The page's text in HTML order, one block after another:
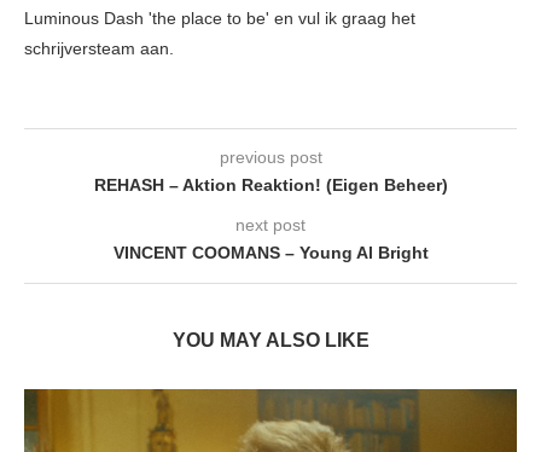
Luminous Dash 'the place to be' en vul ik graag het
schrijversteam aan.
previous post
REHASH – Aktion Reaktion! (Eigen Beheer)
next post
VINCENT COOMANS – Young Al Bright
YOU MAY ALSO LIKE